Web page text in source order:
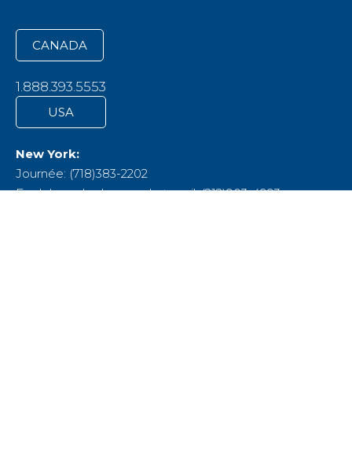
CANADA
1.888.393.5553
USA
New York:
Journée: (718)383-2202
En dehors des heures de travail :(212)903-4993